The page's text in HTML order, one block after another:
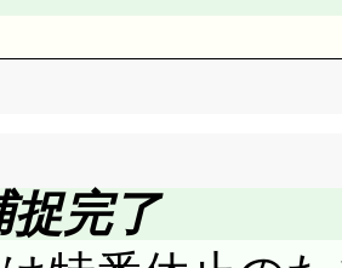
フルネルソ
るナルト……
い』=『動か
人からは奇
タみたいに
な。何にして
まう事, 猿飛
前回
完了